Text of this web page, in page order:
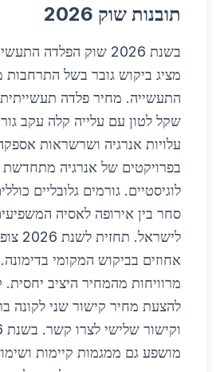
תובנות שוק 2026
בשנת 2026 שוק הפלדה
מציג ביקוש גובר בשל התרחבות
שקל לטון עם עלייה קלה עקב
עלויות אנרגיה ושרשראות
בפרויקטים של אנרגיה מתחדשת
לוגיסטיים. גורמים גלובליים
סחר בין אירופה לאסיה
אחוזים בביקוש המקומי
מרוויחות מהמחיר היציב יחסית.
להצעת מחיר קישור שני לקונה
מושפע גם ממגמות קיימות